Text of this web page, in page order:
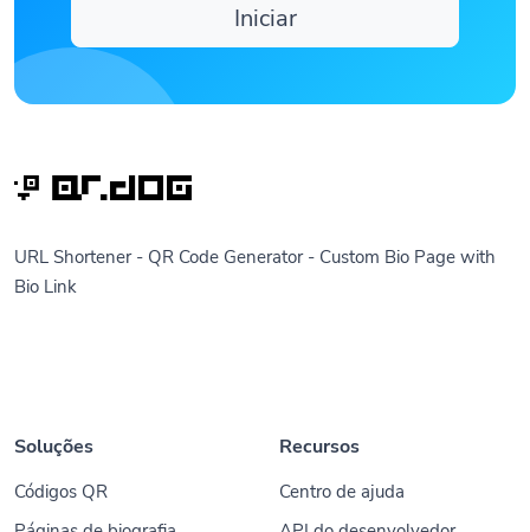
Iniciar
URL Shortener - QR Code Generator - Custom Bio Page with
Bio Link
Soluções
Códigos QR
Recursos
Centro de ajuda